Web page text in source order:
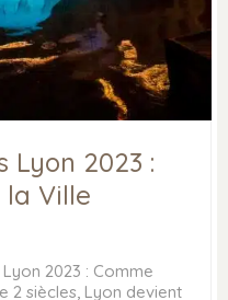
Lyon 2023 :
la Ville
2023 : Comme
2 siècles, Lyon devient